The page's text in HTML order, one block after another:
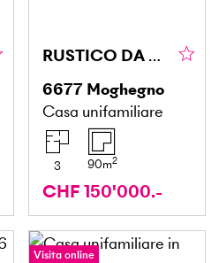
RUSTICO DA RISTRUTTURARE
6677 Moghegno
Casa unifamiliare
3 90m2
CHF 150'000.-
Visita online